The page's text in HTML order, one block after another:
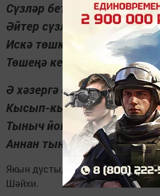
Сүзләр бетми икән лә ул,
Әйтер сүзләр күп әле.
Искә төшкән саен, апа,
Төшеңә керәм, яме?
Ә хәзергә сау булып тор,
Кысып-кысып кочаклыйм.
Тыныч йокы телә, әйдә,
Аннан тынычлап
Якын дусты, сердәшчесе,
Шәйхи.